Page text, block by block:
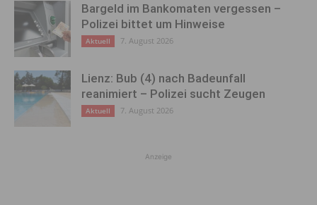
Bargeld im Bankomaten vergessen –
Polizei bittet um Hinweise
Aktuell 7. August 2026
Lienz: Bub (4) nach Badeunfall
reanimiert – Polizei sucht Zeugen
Aktuell 7. August 2026
Anzeige